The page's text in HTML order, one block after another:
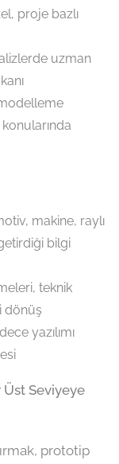
proje bazlı
uzman
modelleme
makine, raylı
bilgi
teknik
dönüş
yazılımı
Seviyeye
prototip